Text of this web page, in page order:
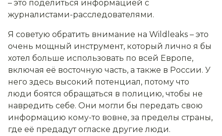
– это поделиться информацией с
журналистами-расследователями.
Я советую обратить внимание на Wildleaks – это
очень мощный инструмент, который лично я бы
хотел больше использовать по всей Европе,
включая её восточную часть, а также в России. У
него здесь высокий потенциал, потому что
люди боятся обращаться в полицию, чтобы не
навредить себе. Они могли бы передать свою
информацию кому-то вовне, за пределы страны,
где её предадут огласке другие люди.